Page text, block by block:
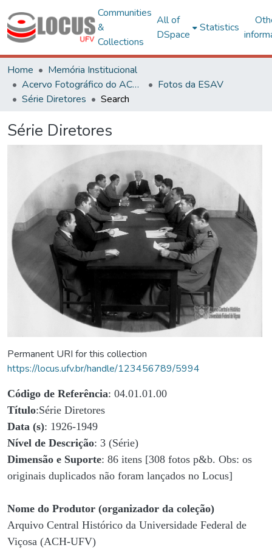
Communities
&
Collections
All of
DSpace
Statistics
Home
Memória Institucional
Acervo Fotográfico do ACH-UFV
Fotos da ESAV
Série Diretores
Search
Série Diretores
Permanent URI for this collection
https://locus.ufv.br/handle/123456789/5994
Código de Referência: 04.01.01.00
Título:Série Diretores
Data (s): 1926-1949
Nível de Descrição: 3 (Série)
Dimensão e Suporte: 86 itens [308 fotos p&b. Obs: os
originais duplicados não foram lançados no Locus]
Nome do Produtor (organizador da coleção)
Arquivo Central Histórico da Universidade Federal de
Viçosa (ACH-UFV)